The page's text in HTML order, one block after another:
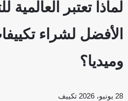
لماذا تعتبر العالمية
الأفضل لشراء
وميديا؟
28 يونيو، 2026 تكييف